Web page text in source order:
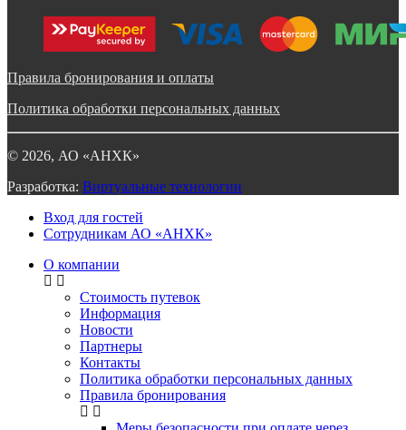
Правила бронирования и оплаты
Политика обработки персональных данных
© 2026, АО «АНХК»
Разработка: Виртуальные технологии
Вход для гостей
Сотрудникам АО «АНХК»
О компании
Стоимость путевок
Информация
Новости
Партнеры
Контакты
Политика обработки персональных данных
Правила бронирования